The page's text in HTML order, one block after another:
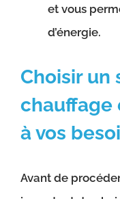
et vous
d’énergie.
Choisir un
à vos
Avant de